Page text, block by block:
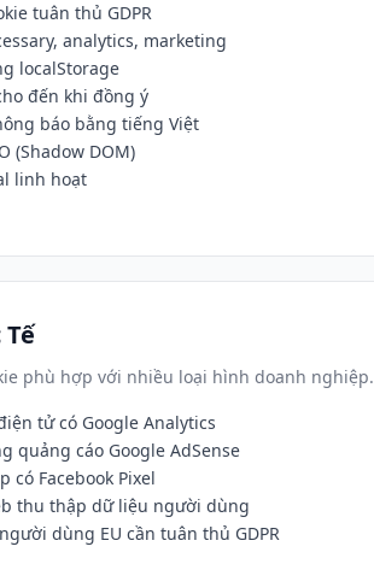
tuân thủ GDPR
analytics, marketing
localStorage
đến khi đồng ý
báo bằng tiếng Việt
(Shadow DOM)
linh hoạt
phù hợp với nhiều loại hình doanh nghiệp.
tử có Google Analytics
quảng cáo Google AdSense
có Facebook Pixel
thu thập dữ liệu người dùng
dùng EU cần tuân thủ GDPR